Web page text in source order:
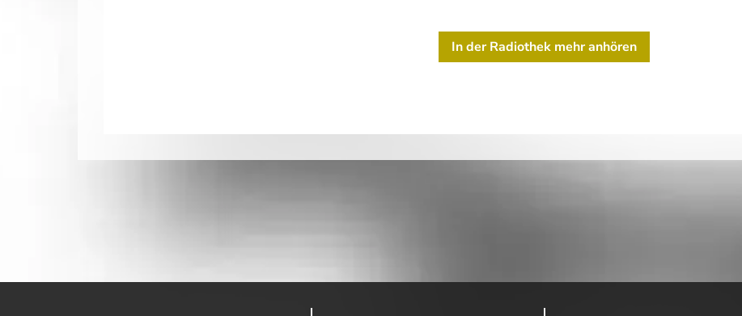
In der Radiothek mehr anhören